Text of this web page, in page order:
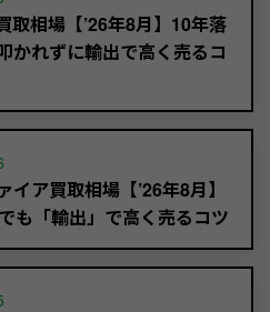
取相場【’26年8月】10年落
かれずに輸出で高く売るコ
イア買取相場【’26年8月】
も「輸出」で高く売るコツ